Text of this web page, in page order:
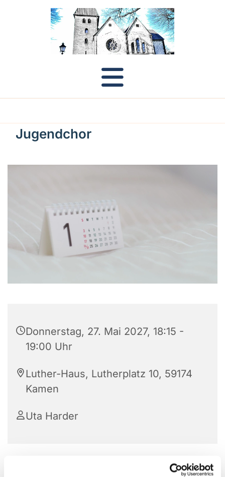
Jugendchor
Donnerstag, 27. Mai 2027, 18:15 -
19:00 Uhr
Luther-Haus, Lutherplatz 10, 59174
Kamen
Uta Harder